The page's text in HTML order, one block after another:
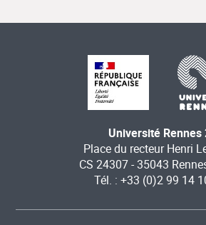
Université Rennes
Place du recteur Henri
CS 24307 - 35043
Tél. : +33 (0)2 99 14